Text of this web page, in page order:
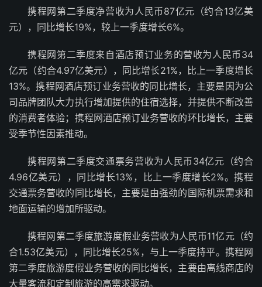
携程网第二季度净营收为人民币87亿元（约合13亿美
元），同比增长19%，较上一季度增长6%。
携程网第二季度来自酒店预订业务的营收为人民币34
亿元（约合4.97亿美元），同比增长21%，比上一季度增长
13%。携程网酒店预订业务营收的同比增长，主要是因为公
司品牌团队大力执行增加提供的住宿选择，并提供不断改善
的消费者体验；携程网酒店预订业务营收的环比增长，主要
受季节性因素推动。
携程网第二季度交通票务营收为人民币34亿元（约合
4.96亿美元），同比增长13%，比上一季度增长2%。携程
交通票务营收的同比增长，主要是由强劲的国际机票需求和
地面运输的增加所驱动。
携程网第二季度旅游度假业务营收为人民币11亿元（约
合1.53亿美元），同比增长25%，与上一季度持平。携程网
第二季度旅游度假业务营收的同比增长，主要由离线商店的
大量客流和定制旅游的高需求驱动。